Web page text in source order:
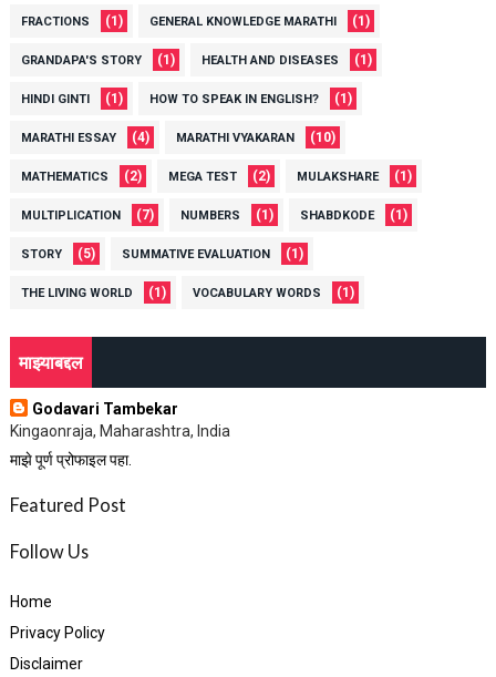
FRACTIONS (1) GENERAL KNOWLEDGE MARATHI (1)
GRANDAPA'S STORY (1) HEALTH AND DISEASES (1)
HINDI GINTI (1) HOW TO SPEAK IN ENGLISH? (1)
MARATHI ESSAY (4) MARATHI VYAKARAN (10)
MATHEMATICS (2) MEGA TEST (2) MULAKSHARE (1)
MULTIPLICATION (7) NUMBERS (1) SHABDKODE (1)
STORY (5) SUMMATIVE EVALUATION (1)
THE LIVING WORLD (1) VOCABULARY WORDS (1)
माझ्याबद्दल
Godavari Tambekar
Kingaonraja, Maharashtra, India
माझे पूर्ण प्रोफाइल पहा.
Featured Post
Follow Us
Home
Privacy Policy
Disclaimer